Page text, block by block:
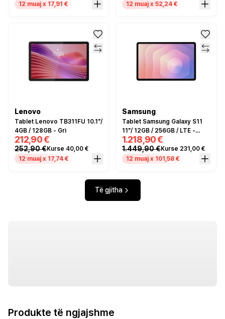
12 muaj x 17,91 €
12 muaj x 52,24 €
Lenovo
Tablet Lenovo TB311FU 10.1"/
4GB / 128GB - Gri
212,90 €
252,90 €Kurse 40,00 €
12 muaj x 17,74 €
Samsung
Tablet Samsung Galaxy S11
11"/ 12GB / 256GB / LTE -
Argjendi
1.218,90 €
1.449,90 €Kurse 231,00 €
12 muaj x 101,58 €
Të gjitha
Produkte të ngjajshme